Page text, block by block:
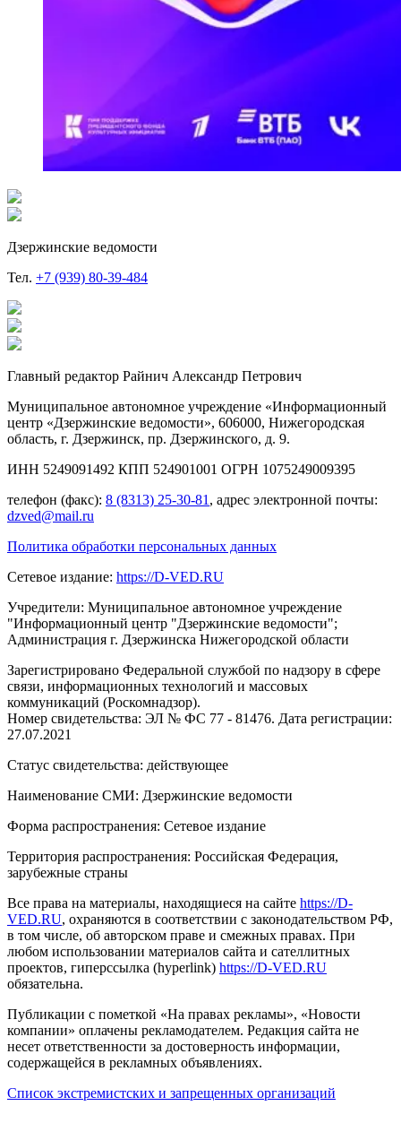
Дзержинские ведомости
Тел. +7 (939) 80-39-484
Главный редактор Райнич Александр Петрович
Муниципальное автономное учреждение «Информационный
центр «Дзержинские ведомости», 606000, Нижегородская
область, г. Дзержинск, пр. Дзержинского, д. 9.
ИНН 5249091492 КПП 524901001 ОГРН 1075249009395
телефон (факс): 8 (8313) 25-30-81 , адрес электронной почты:
dzved@mail.ru
Политика обработки персональных данных
Сетевое издание: https://D-VED.RU
Учредители: Муниципальное автономное учреждение
"Информационный центр "Дзержинские ведомости";
Администрация г. Дзержинска Нижегородской области
Зарегистрировано Федеральной службой по надзору в сфере
связи, информационных технологий и массовых
коммуникаций (Роскомнадзор).
Номер свидетельства: ЭЛ № ФС 77 - 81476. Дата регистрации:
27.07.2021
Статус свидетельства: действующее
Наименование СМИ: Дзержинские ведомости
Форма распространения: Сетевое издание
Территория распространения: Российская Федерация,
зарубежные страны
Все права на материалы, находящиеся на сайте https://D-
VED.RU, охраняются в соответствии с законодательством РФ,
в том числе, об авторском праве и смежных правах. При
любом использовании материалов сайта и сателлитных
проектов, гиперссылка (hyperlink) https://D-VED.RU
обязательна.
Публикации с пометкой «На правах рекламы», «Новости
компании» оплачены рекламодателем. Редакция сайта не
несет ответственности за достоверность информации,
содержащейся в рекламных объявлениях.
Список экстремистских и запрещенных организаций